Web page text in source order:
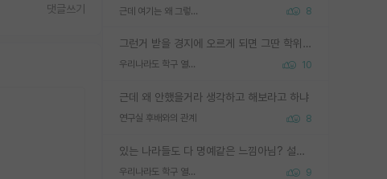
근데 여기는 왜 그렇게 SPK를 물어보는거임? 8
그런거 받을 경지에 오르게 되면 그딴 학위명이 필요없음
우리나라도 학구 열풍보면 Higher Doctorate 학위가 필요하다고 봅니다. 10
근데 왜 안했을거라 생각하고 해보라고 하냐
연구실 후배와의 관계 8
있는 나라들도 다 명예같은 느낌아님? 설마 박사끼리 등급나눠서 학위수여하자 같은 헛소리는 아니지? ㅋㅋ
우리나라도 학구 열풍보면 Higher Doctorate 학위가 필요하다고 봅니다. 9
댓글쓰기